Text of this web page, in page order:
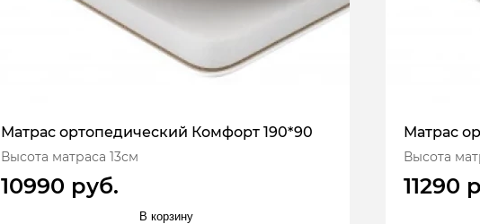
Матрас ортопедический Комфорт 190*90
Высота матраса 13см
10990 руб.
В корзину
Матрас
Высота
11290